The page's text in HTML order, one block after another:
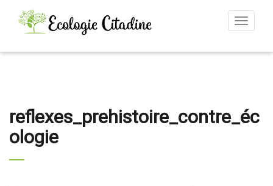
Toggle
reflexes_prehistoire_contre_éc
ologie